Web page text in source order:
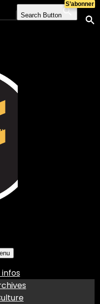
Search Button
infos
S’abonner